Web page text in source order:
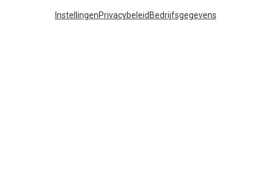
InstellingenPrivacybeleid Bedrijfsgegevens